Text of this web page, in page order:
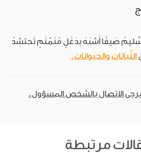
صَيفًا أَشبَهَ بدَغَلٍ مُنَمْنَمٍ تَحتشِدُ
النَّباتاتِ والحَيَواناتِ.
يرجى الاتصال بالشخص المسؤول.
مرتبطة